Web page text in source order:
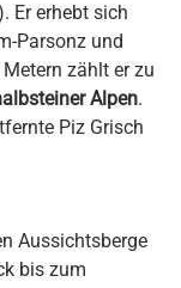
Er erhebt sich
Parsonz und
zählt er zu
Alpen.
Piz Grisch
Aussichtsberge
bis zum